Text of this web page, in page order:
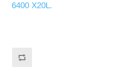
6400 X20L.